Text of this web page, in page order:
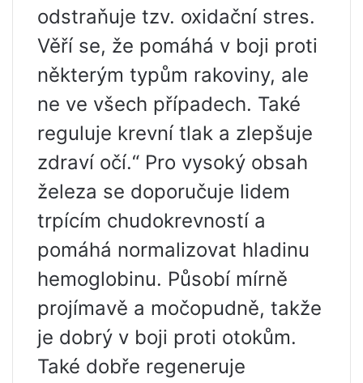
odstraňuje tzv. oxidační stres.
Věří se, že pomáhá v boji proti
některým typům rakoviny, ale
ne ve všech případech. Také
reguluje krevní tlak a zlepšuje
zdraví očí.“ Pro vysoký obsah
železa se doporučuje lidem
trpícím chudokrevností a
pomáhá normalizovat hladinu
hemoglobinu. Působí mírně
projímavě a močopudně, takže
je dobrý v boji proti otokům.
Také dobře regeneruje